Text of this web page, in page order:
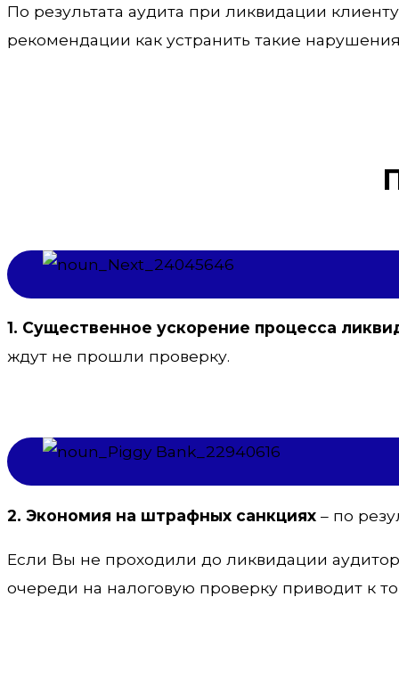
По результата аудита при ликвидации
рекомендации как устранить такие
1. Существенное ускорение процесса
ждут не прошли проверку.
2. Экономия на штрафных санкциях – по
Если Вы не проходили до ликвидации
очереди на налоговую проверку приводит к